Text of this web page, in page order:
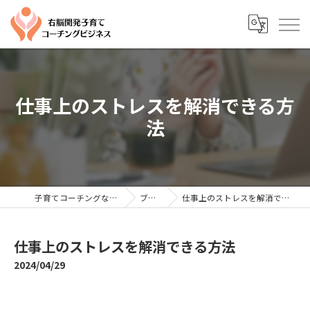
仕事上のストレスを解消できる方
法
子育てコーチングならYTC ブログ 仕事上のストレスを解消できる方法
仕事上のストレスを解消できる方法
2024/04/29